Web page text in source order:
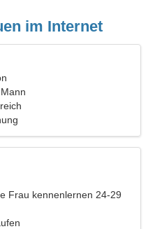
im Internet
Frau kennenlernen 24-29